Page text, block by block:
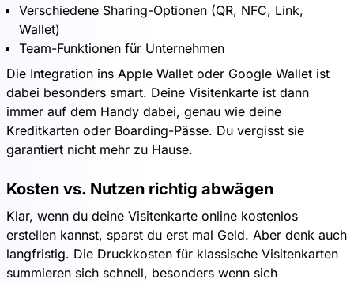
Verschiedene Sharing-Optionen (QR, NFC, Link,
Wallet)
Team-Funktionen für Unternehmen
Die Integration ins Apple Wallet oder Google Wallet ist
dabei besonders smart. Deine Visitenkarte ist dann
immer auf dem Handy dabei, genau wie deine
Kreditkarten oder Boarding-Pässe. Du vergisst sie
garantiert nicht mehr zu Hause.
Kosten vs. Nutzen richtig abwägen
Klar, wenn du deine Visitenkarte online kostenlos
erstellen kannst, sparst du erst mal Geld. Aber denk auch
langfristig. Die Druckkosten für klassische Visitenkarten
summieren sich schnell, besonders wenn sich